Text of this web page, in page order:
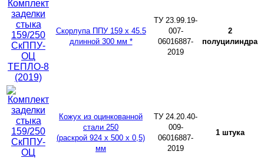
Скорлупа ППУ 159 х 45.5
длинной 300 мм *
ТУ 23.99.19-
007-
06016887-
2019
2
полуцилиндра
Кожух из оцинкованной
стали 250
(раскрой 924 х 500 х 0,5)
мм
ТУ 24.20.40-
009-
06016887-
2019
1 штука